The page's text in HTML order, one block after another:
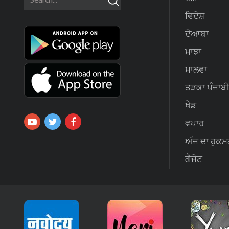
ਵਿਦੇਸ਼
ਦੋਆਬਾ
ਮਾਝਾ
ਮਾਲਵਾ
ਤੜਕਾ ਪੰਜਾਬੀ
ਖੇਡ
ਵਪਾਰ
ਅੱਜ ਦਾ
ਗੈਜੇਟ